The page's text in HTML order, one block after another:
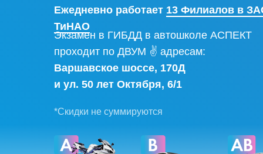
*Скидки не суммируются
Экзамен в ГИБДД в автошколе АСПЕКТ
проходит по ДВУМ ✌ адресам:
Варшавское шоссе, 170Д
и ул. 50 лет Октября, 6/1
Ежедневно работает 13 Филиалов в
ТиНАО